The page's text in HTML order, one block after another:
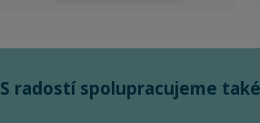
S radostí spolupracujeme